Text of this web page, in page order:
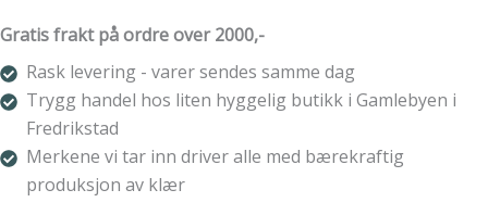
Gratis frakt på ordre over 2000,-
Rask levering - varer sendes samme dag
Trygg handel hos liten hyggelig butikk i Gamlebyen i
Fredrikstad
Merkene vi tar inn driver alle med bærekraftig
produksjon av klær